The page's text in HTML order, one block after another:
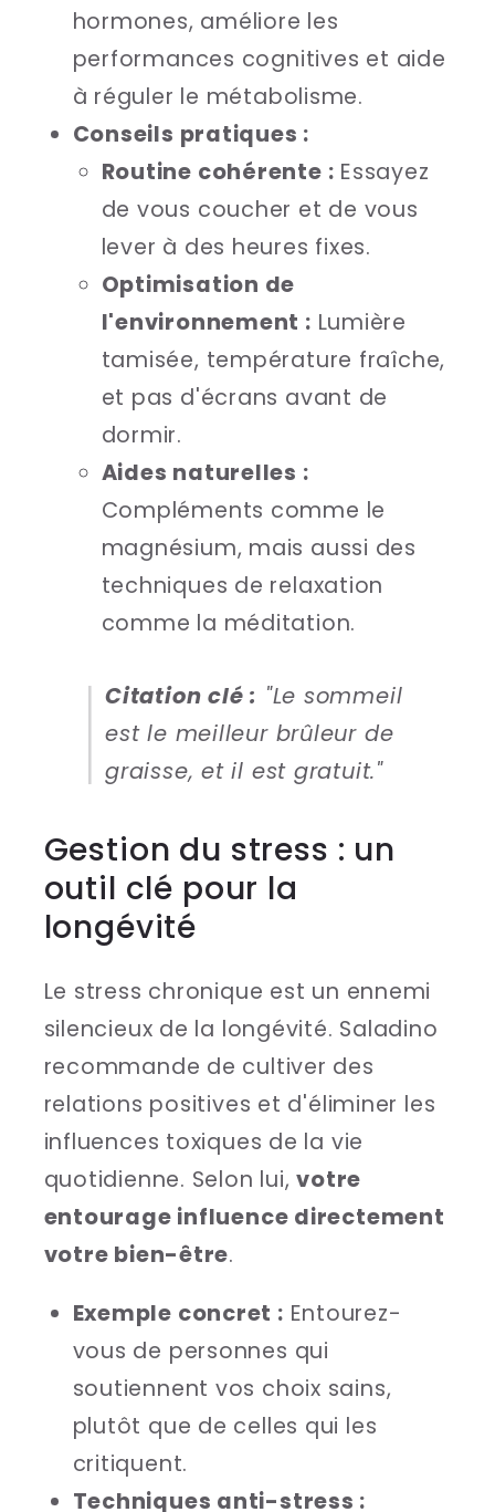
hormones, améliore les
performances cognitives et aide
à réguler le métabolisme.
Conseils pratiques :
Routine cohérente : Essayez
de vous coucher et de vous
lever à des heures fixes.
Optimisation de
l'environnement : Lumière
tamisée, température fraîche,
et pas d'écrans avant de
dormir.
Aides naturelles :
Compléments comme le
magnésium, mais aussi des
techniques de relaxation
comme la méditation.
Citation clé : "Le sommeil
est le meilleur brûleur de
graisse, et il est gratuit."
Gestion du stress : un
outil clé pour la
longévité
Le stress chronique est un ennemi
silencieux de la longévité. Saladino
recommande de cultiver des
relations positives et d'éliminer les
influences toxiques de la vie
quotidienne. Selon lui,votre
entourage influence directement
votre bien-être.
Exemple concret : Entourez-
vous de personnes qui
soutiennent vos choix sains,
plutôt que de celles qui les
critiquent.
Techniques anti-stress :